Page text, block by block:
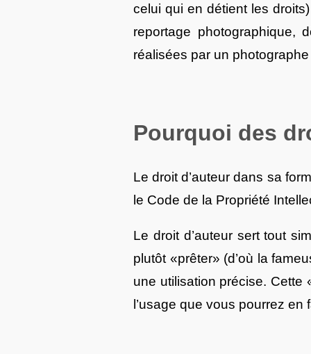
celui qui en détient les
reportage photographique,
réalisées par un
Pourquoi des
Le droit d’auteur dans sa
le Code de la Propriété
Le droit d’auteur sert tout
plutôt «prêter» (d’où la
une utilisation précise. Cette
l’usage que vous pourrez en